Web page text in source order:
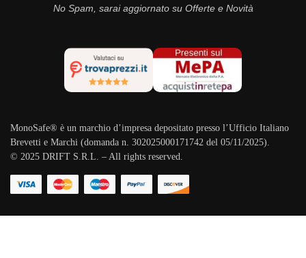
No Spam, sarai aggiornato su Offerte e Novità
MonoSafe® è un marchio d’impresa depositato presso l’Ufficio Italiano
Brevetti e Marchi (domanda n. 302025000171742 del 05/11/2025).
© 2025 DRIFT S.R.L. – All rights reserved.